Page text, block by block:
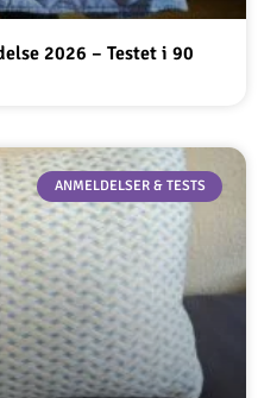
2026 – Testet i 90
ANMELDELSER & TESTS